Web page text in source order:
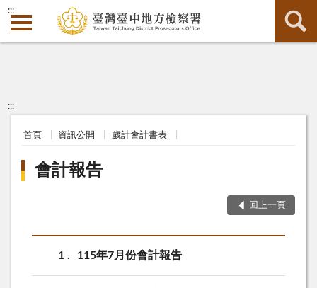
:::
:::
首頁 資訊公開 歲計會計書表
會計報告
回上一頁
1 115年7月份會計報告